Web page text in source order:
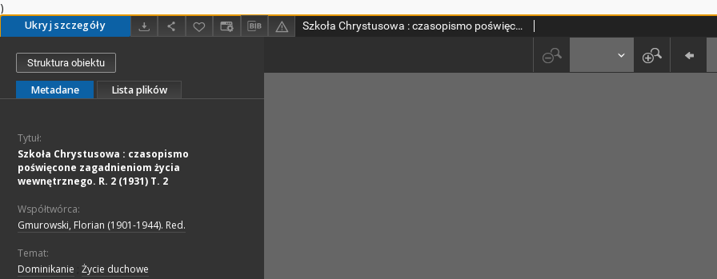
)
Ukryj szczegóły Szkoła Chrystusowa : czasopismo poświęcone zagadnieniom życia wewnętrznego. R. 2 (1931) T. 2
Struktura obiektu
Metadane Lista plików
Tytuł:
Szkoła Chrystusowa : czasopismo
poświęcone zagadnieniom życia
wewnętrznego. R. 2 (1931) T. 2
Współtwórca:
Gmurowski, Florian (1901-1944). Red.
Temat:
Dominikanie Życie duchowe